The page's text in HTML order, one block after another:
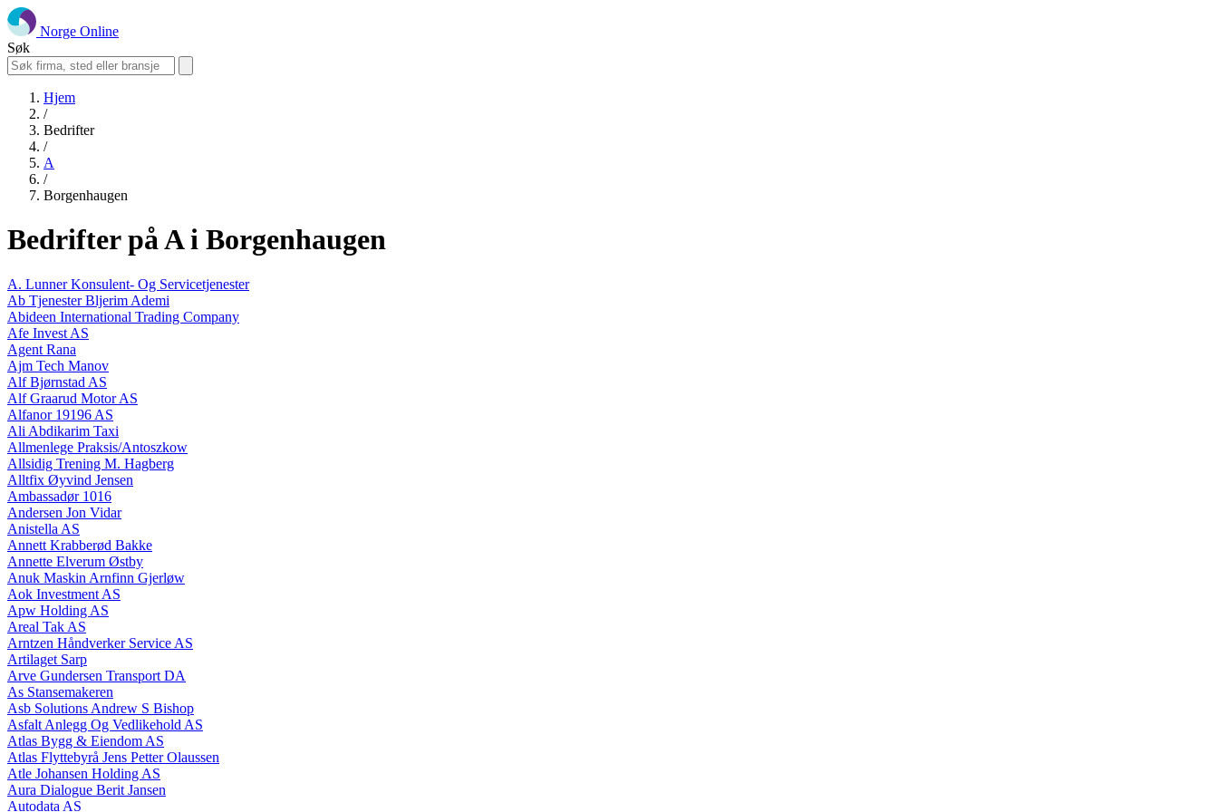
Norge Online
Søk
Hjem
/
Bedrifter
/
A
/
Borgenhaugen
Bedrifter på A i Borgenhaugen
A. Lunner Konsulent- Og Servicetjenester
Ab Tjenester Bljerim Ademi
Abideen International Trading Company
Afe Invest AS
Agent Rana
Ajm Tech Manov
Alf Bjørnstad AS
Alf Graarud Motor AS
Alfanor 19196 AS
Ali Abdikarim Taxi
Allmenlege Praksis/Antoszkow
Allsidig Trening M. Hagberg
Alltfix Øyvind Jensen
Ambassadør 1016
Andersen Jon Vidar
Anistella AS
Annett Krabberød Bakke
Annette Elverum Østby
Anuk Maskin Arnfinn Gjerløw
Aok Investment AS
Apw Holding AS
Areal Tak AS
Arntzen Håndverker Service AS
Artilaget Sarp
Arve Gundersen Transport DA
As Stansemakeren
Asb Solutions Andrew S Bishop
Asfalt Anlegg Og Vedlikehold AS
Atlas Bygg & Eiendom AS
Atlas Flyttebyrå Jens Petter Olaussen
Atle Johansen Holding AS
Aura Dialogue Berit Jansen
Autodata AS